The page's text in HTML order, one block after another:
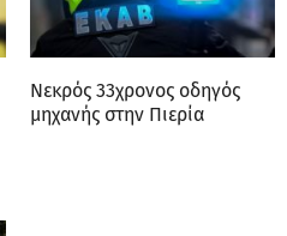
Νεκρός 33χρονος οδηγός
μηχανής στην Πιερία